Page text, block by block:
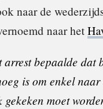
naar de
naar het
arrest bepaalde dat
is om enkel
gekeken moet